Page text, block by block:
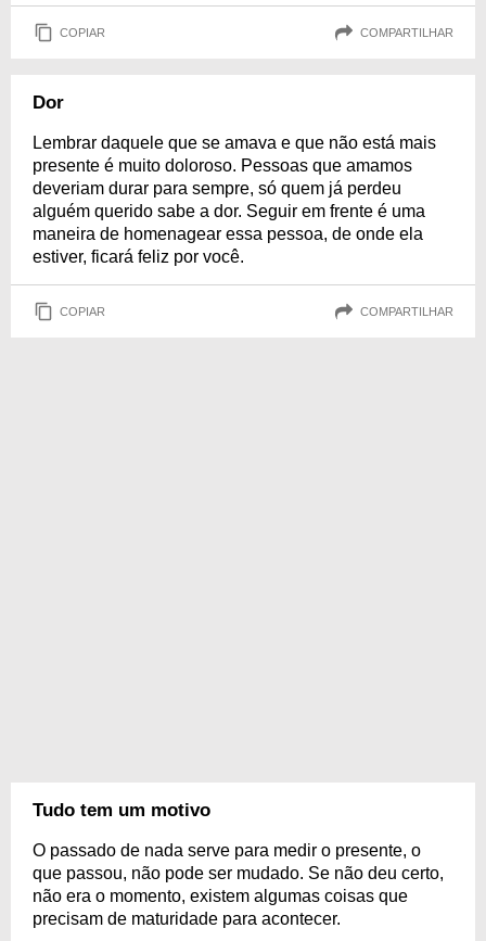
COPIAR COMPARTILHAR
Dor
Lembrar daquele que se amava e que não está mais
presente é muito doloroso. Pessoas que amamos
deveriam durar para sempre, só quem já perdeu
alguém querido sabe a dor. Seguir em frente é uma
maneira de homenagear essa pessoa, de onde ela
estiver, ficará feliz por você.
COPIAR COMPARTILHAR
Tudo tem um motivo
O passado de nada serve para medir o presente, o
que passou, não pode ser mudado. Se não deu certo,
não era o momento, existem algumas coisas que
precisam de maturidade para acontecer.